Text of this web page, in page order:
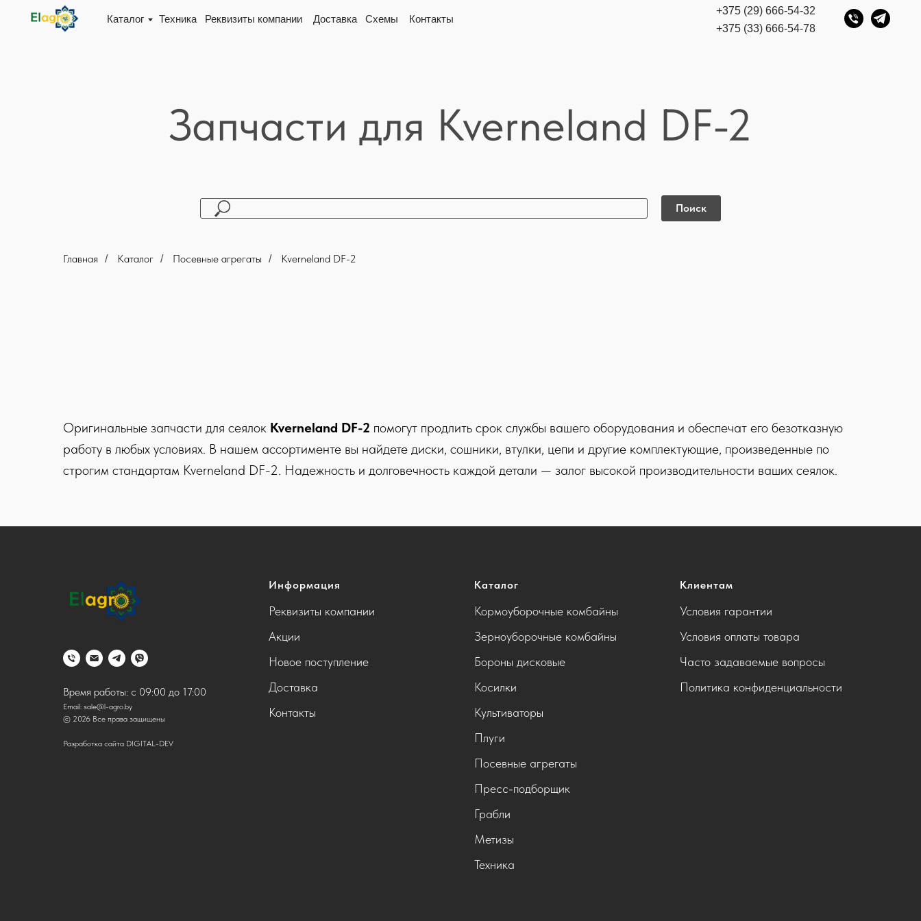
Каталог Реквизиты компании
Техника Доставка Контакты
Схемы
+375 (29) 666-54-32
+375 (33) 666-54-78
Запчасти для Kverneland DF-2
Поиск
Главная / Каталог / Посевные агрегаты / Kverneland DF-2
Оригинальные запчасти для сеялок Kverneland DF-2 помогут продлить срок службы вашего оборудования и обеспечат его безотказную
работу в любых условиях. В нашем ассортименте вы найдете диски, сошники, втулки, цепи и другие комплектующие, произведенные по
строгим стандартам Kverneland DF-2. Надежность и долговечность каждой детали — залог высокой производительности ваших сеялок.
Время работы: с 09:00 до 17:00
Email: sale@l-agro.by
© 2026 Все права защищены
Разработка сайта DIGITAL-DEV
Информация
Реквизиты компании
Акции
Новое поступление
Доставка
Контакты
Каталог
Кормоуборочные комбайны
Зерноуборочные комбайны
Бороны дисковые
Косилки
Культиваторы
Плуги
Посевные агрегаты
Пресс-подборщик
Грабли
Метизы
Техника
Клиентам
Условия гарантии
Условия оплаты товара
Часто задаваемые вопросы
Политика конфиденциальности